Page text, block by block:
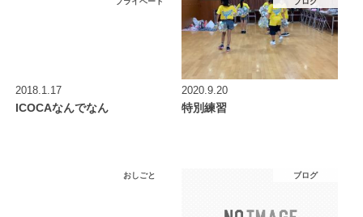
2018.1.17
ICOCAなんでなん
2020.9.20
特別練習
おしごと ブログ